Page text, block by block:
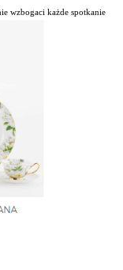
wzbogaci każde spotkanie